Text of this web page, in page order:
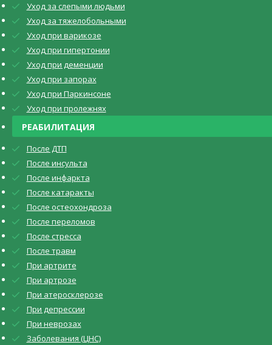
Уход за слепыми людьми
Уход за тяжелобольными
Уход при варикозе
Уход при гипертонии
Уход при деменции
Уход при запорах
Уход при Паркинсоне
Уход при пролежнях
РЕАБИЛИТАЦИЯ
После ДТП
После инсульта
После инфаркта
После катаракты
После остеохондроза
После переломов
После стресса
После травм
При артрите
При артрозе
При атеросклерозе
При депрессии
При неврозах
Заболевания (ЦНС)